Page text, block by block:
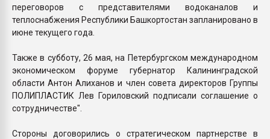
переговоров с представителями водоканалов и
теплоснабжения Республики Башкортостан запланировано в
июне текущего года.
Также в субботу, 26 мая, на Петербургском международном
экономическом форуме губернатор Калининградской
области Антон Алиханов и член совета директоров Группы
ПОЛИПЛАСТИК Лев Гориловский подписали соглашение о
сотрудничестве".
Стороны договорились о стратегическом партнерстве в